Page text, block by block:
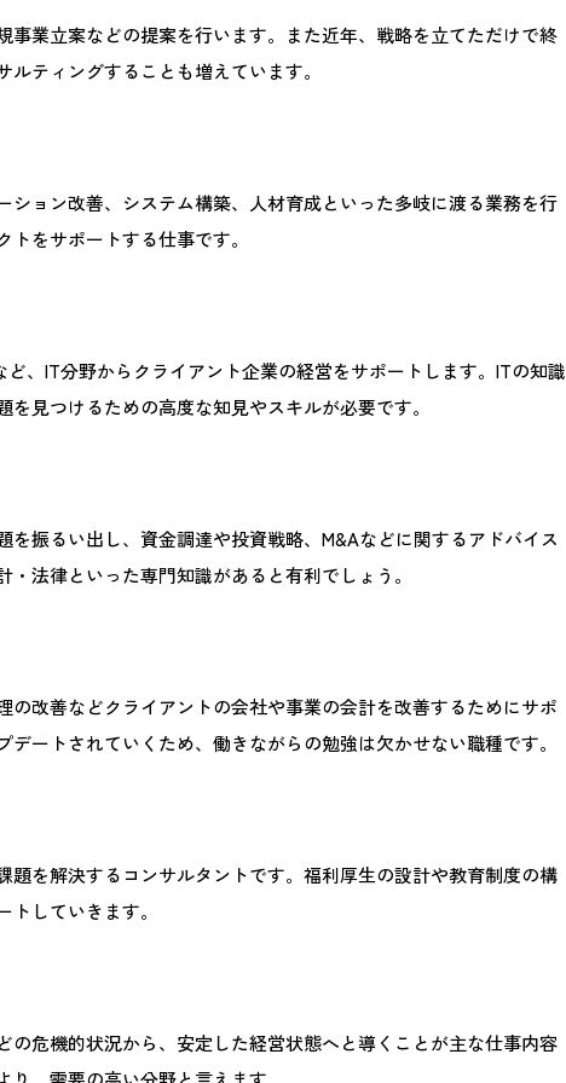
事業立案などの提案を行います。また近年、戦略を立てただけで終
ティングすることも増えています。
ション改善、システム構築、人材育成といった多岐に渡る業務を行
をサポートする仕事です。
、IT分野からクライアント企業の経営をサポートします。ITの知識
見つけるための高度な知見やスキルが必要です。
を振るい出し、資金調達や投資戦略、M&Aなどに関するアドバイス
法律といった専門知識があると有利でしょう。
の改善などクライアントの会社や事業の会計を改善するためにサポ
ートされていくため、働きながらの勉強は欠かせない職種です。
題を解決するコンサルタントです。福利厚生の設計や教育制度の構
していきます。
の危機的状況から、安定した経営状態へと導くことが主な仕事内容